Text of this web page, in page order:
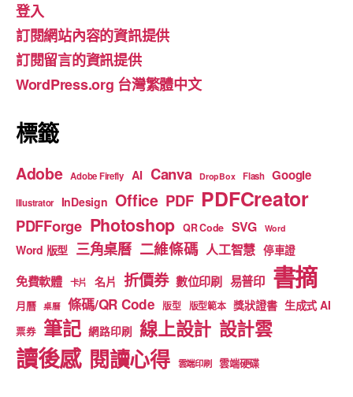
b
o
o
k
a
m
u
b
e
登入
訂閱網站內容的資訊提供
訂閱留言的資訊提供
WordPress.org 台灣繁體中文
標籤
Adobe Adobe Firefly AI Canva DropBox Flash Google
Illustrator InDesign Office PDF PDFCreator
PDFForge Photoshop QR Code SVG Word
Word 版型 三角桌曆 二維條碼 人工智慧 停車證
免費軟體 卡片 名片 折價券 數位印刷 易普印 書摘
月曆 桌曆 條碼/QR Code 版型 版型範本 獎狀證書 生成式 AI
票券 筆記 網路印刷 線上設計 設計雲
讀後感 閱讀心得 雲端印刷 雲端硬碟